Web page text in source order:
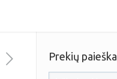
Prekių paieška